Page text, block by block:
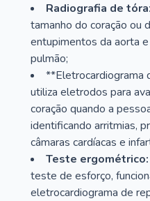
Radiografia de
tamanho do coração ou
entupimentos da aorta
pulmão;
**Eletrocardiograma
utiliza eletrodos para
coração quando a
identificando arritmias,
câmaras cardíacas e
Teste ergométrico:
teste de esforço,
eletrocardiograma de